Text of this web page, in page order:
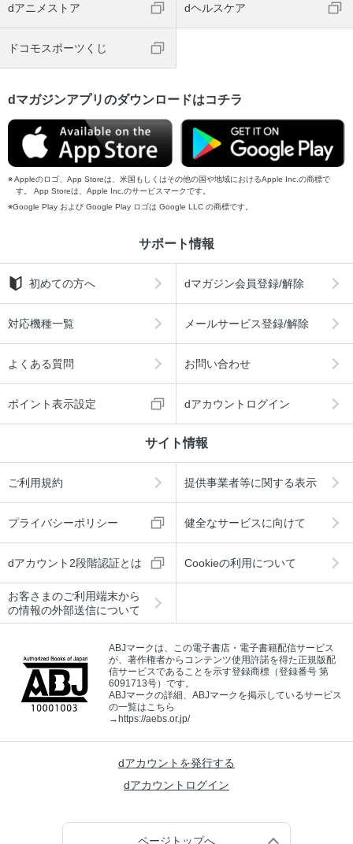
dアニメストア dヘルスケア
ドコモスポーツくじ
dマガジンアプリのダウンロードはコチラ
Appleのロゴ、App Storeは、米国もしくはその他の国や地域におけるApple Inc.の商標で
す。 App Storeは、Apple Inc.のサービスマークです。
Google Play および Google Play ロゴは Google LLC の商標です。
サポート情報
初めての方へ dマガジン会員登録/解除
対応機種一覧 メールサービス登録/解除
よくある質問 お問い合わせ
ポイント表示設定 dアカウントログイン
サイト情報
ご利用規約 提供事業者等に関する表示
プライバシーポリシー 健全なサービスに向けて
dアカウント2段階認証とは Cookieの利用について
お客さまのご利用端末から
の情報の外部送信について
ABJマークは、この電子書店・電子書籍配信サービス
が、著作権者からコンテンツ使用許諾を得た正規版配
信サービスであることを示す登録商標（登録番号 第
6091713号）です。
ABJマークの詳細、ABJマークを掲示しているサービス
の一覧はこちら
→ https://aebs.or.jp/
dアカウントを発行する
dアカウントログイン
ページトップへ